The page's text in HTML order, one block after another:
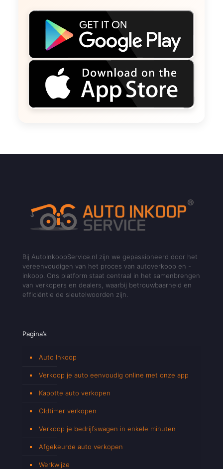
Bij AutoInkoopService.nl zijn we gepassioneerd door het
vereenvoudigen van het proces van autoverkoop en -
inkoop. Ons platform staat centraal in het samenbrengen
van verkopers en dealers, waarbij betrouwbaarheid en
efficiëntie de sleutelwoorden zijn.
Pagina’s
Auto Inkoop
Verkoop je auto eenvoudig online met onze app
Kapotte auto verkopen
Oldtimer verkopen
Verkoop je bedrijfswagen in enkele minuten
Afgekeurde auto verkopen
Werkwijze